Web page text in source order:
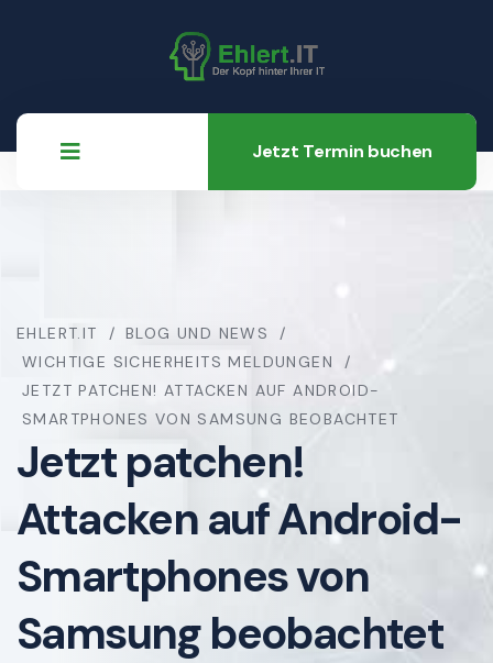
Jetzt Termin buchen
EHLERT.IT
BLOG UND NEWS
WICHTIGE SICHERHEITS MELDUNGEN
JETZT PATCHEN! ATTACKEN AUF ANDROID-
SMARTPHONES VON SAMSUNG BEOBACHTET
Jetzt patchen!
Attacken auf Android-
Smartphones von
Samsung beobachtet